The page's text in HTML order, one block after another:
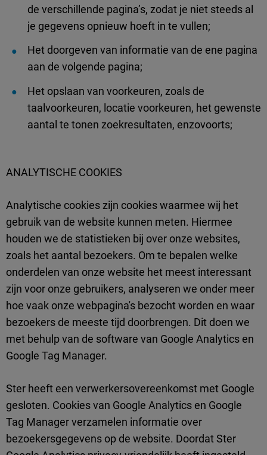
de verschillende pagina’s, zodat je niet steeds al
je gegevens opnieuw hoeft in te vullen;
Het doorgeven van informatie van de ene pagina
aan de volgende pagina;
Het opslaan van voorkeuren, zoals de
taalvoorkeuren, locatie voorkeuren, het gewenste
aantal te tonen zoekresultaten, enzovoorts;
ANALYTISCHE COOKIES
Analytische cookies zijn cookies waarmee wij het
gebruik van de website kunnen meten. Hiermee
houden we de statistieken bij over onze websites,
zoals het aantal bezoekers. Om te bepalen welke
onderdelen van onze website het meest interessant
zijn voor onze gebruikers, analyseren we onder meer
hoe vaak onze webpagina's bezocht worden en waar
bezoekers de meeste tijd doorbrengen. Dit doen we
met behulp van de software van Google Analytics en
Google Tag Manager.
Ster heeft een verwerkersovereenkomst met Google
gesloten. Cookies van Google Analytics en Google
Tag Manager verzamelen informatie over
bezoekersgegevens op de website. Doordat Ster